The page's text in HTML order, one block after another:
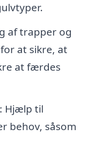
af trapper og
at sikre, at
at færdes
Hjælp til
behov, såsom